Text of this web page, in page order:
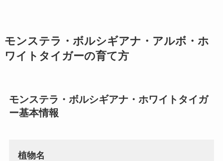
モンステラ・ボルシギアナ・アルボ・ホ
ワイトタイガーの育て方
モンステラ・ボルシギアナ・ホワイトタイガ
ー基本情報
植物名